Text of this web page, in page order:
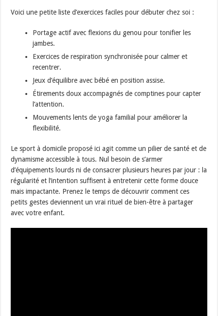
Voici une petite liste d’exercices faciles pour débuter chez soi :
Portage actif avec flexions du genou pour tonifier les
jambes.
Exercices de respiration synchronisée pour calmer et
recentrer.
Jeux d’équilibre avec bébé en position assise.
Étirements doux accompagnés de comptines pour capter
l’attention.
Mouvements lents de yoga familial pour améliorer la
flexibilité.
Le sport à domicile proposé ici agit comme un pilier de santé et de
dynamisme accessible à tous. Nul besoin de s’armer
d’équipements lourds ni de consacrer plusieurs heures par jour : la
régularité et l’intention suffisent à entretenir cette forme douce
mais impactante. Prenez le temps de découvrir comment ces
petits gestes deviennent un vrai rituel de bien-être à partager
avec votre enfant.